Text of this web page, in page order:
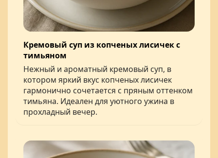
Кремовый суп из копченых лисичек с
тимьяном
Нежный и ароматный кремовый суп, в
котором яркий вкус копченых лисичек
гармонично сочетается с пряным оттенком
тимьяна. Идеален для уютного ужина в
прохладный вечер.